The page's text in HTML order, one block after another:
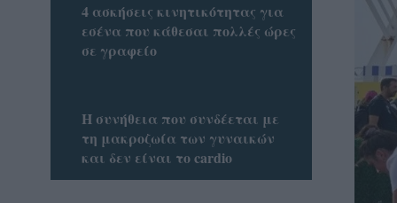
4 ασκήσεις κινητικότητας για
εσένα που κάθεσαι πολλές ώρες
σε γραφείο
Η συνήθεια που συνδέεται με
τη μακροζωία των γυναικών
και δεν είναι το cardio